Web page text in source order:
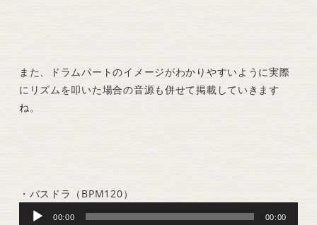
また、ドラムパートのイメージがわかりやすいように実際
にリズムを叩いた場合の音源も併せて掲載していきます
ね。
・バスドラ（BPM120）
Audio
00:00 00:00